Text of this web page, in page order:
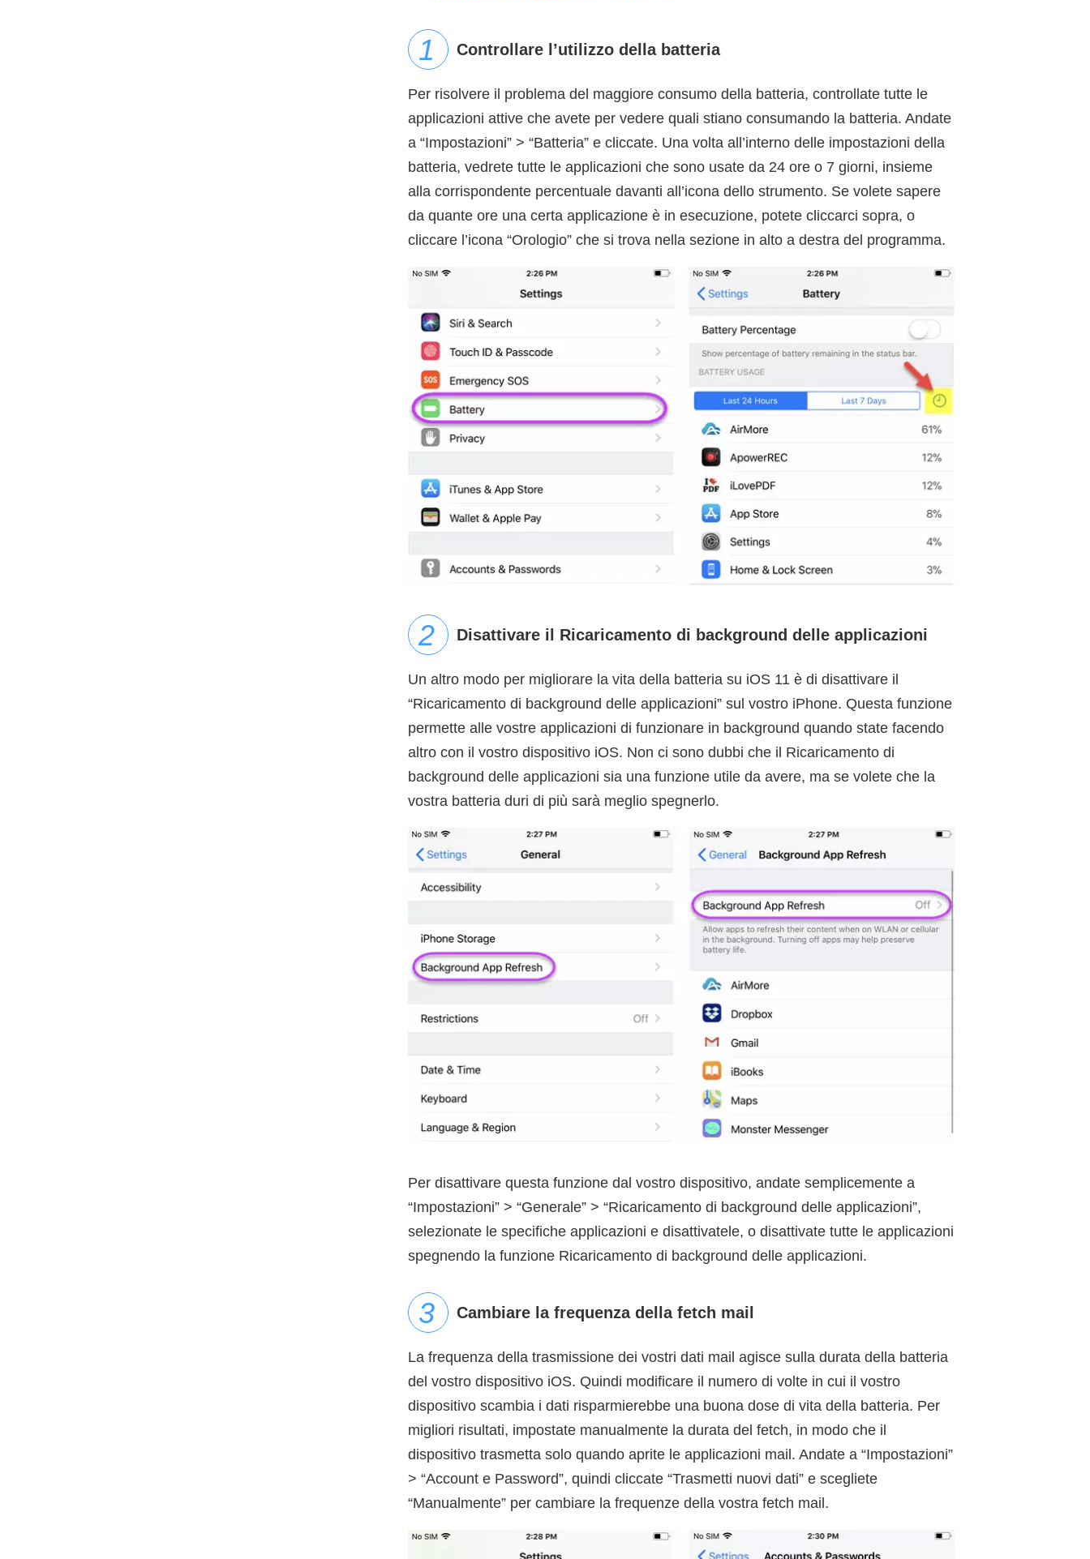
Controllare l’utilizzo della batteria
Per risolvere il problema del maggiore consumo della batteria, controllate tutte le
applicazioni attive che avete per vedere quali stiano consumando la batteria. Andate
a “Impostazioni” > “Batteria” e cliccate. Una volta all’interno delle impostazioni della
batteria, vedrete tutte le applicazioni che sono usate da 24 ore o 7 giorni, insieme
alla corrispondente percentuale davanti all’icona dello strumento. Se volete sapere
da quante ore una certa applicazione è in esecuzione, potete cliccarci sopra, o
cliccare l’icona “Orologio” che si trova nella sezione in alto a destra del programma.
Disattivare il Ricaricamento di background delle applicazioni
Un altro modo per migliorare la vita della batteria su iOS 11 è di disattivare il
“Ricaricamento di background delle applicazioni” sul vostro iPhone. Questa funzione
permette alle vostre applicazioni di funzionare in background quando state facendo
altro con il vostro dispositivo iOS. Non ci sono dubbi che il Ricaricamento di
background delle applicazioni sia una funzione utile da avere, ma se volete che la
vostra batteria duri di più sarà meglio spegnerlo.
Per disattivare questa funzione dal vostro dispositivo, andate semplicemente a
“Impostazioni” > “Generale” > “Ricaricamento di background delle applicazioni”,
selezionate le specifiche applicazioni e disattivatele, o disattivate tutte le applicazioni
spegnendo la funzione Ricaricamento di background delle applicazioni.
Cambiare la frequenza della fetch mail
La frequenza della trasmissione dei vostri dati mail agisce sulla durata della batteria
del vostro dispositivo iOS. Quindi modificare il numero di volte in cui il vostro
dispositivo scambia i dati risparmierebbe una buona dose di vita della batteria. Per
migliori risultati, impostate manualmente la durata del fetch, in modo che il
dispositivo trasmetta solo quando aprite le applicazioni mail. Andate a “Impostazioni”
> “Account e Password”, quindi cliccate “Trasmetti nuovi dati” e scegliete
“Manualmente” per cambiare la frequenze della vostra fetch mail.